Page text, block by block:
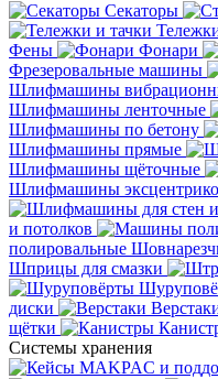
Секаторы
Фены
Фонари
Фрезеровальные машины
Шлифмашины
Шлифмашины ленточные
Шлифмашины по бетону
Шлифмашины прямые
Шлифмашины щёточные
Шлифмашины
и потолков
полировальные
Шприцы для смазки
диски
щётки
Системы хранения